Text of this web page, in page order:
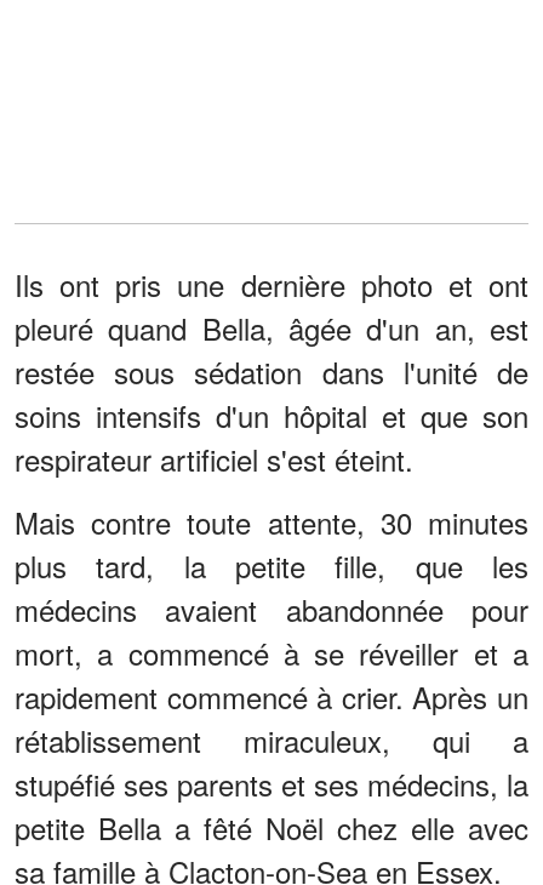
Ils ont pris une dernière photo et ont
pleuré quand Bella, âgée d'un an, est
restée sous sédation dans l'unité de
soins intensifs d'un hôpital et que son
respirateur artificiel s'est éteint.
Mais contre toute attente, 30 minutes
plus tard, la petite fille, que les
médecins avaient abandonnée pour
mort, a commencé à se réveiller et a
rapidement commencé à crier. Après un
rétablissement miraculeux, qui a
stupéfié ses parents et ses médecins, la
petite Bella a fêté Noël chez elle avec
sa famille à Clacton-on-Sea en Essex.